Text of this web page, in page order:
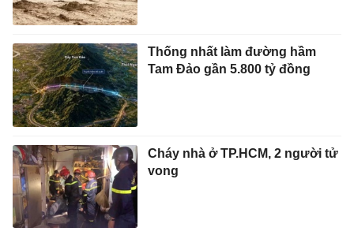
Thống nhất làm đường hầm
Tam Đảo gần 5.800 tỷ đồng
Cháy nhà ở TP.HCM, 2 người tử
vong